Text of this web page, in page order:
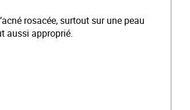
rosacée, surtout sur une peau
aussi approprié.